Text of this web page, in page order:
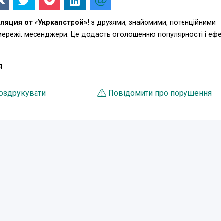
от «Укркапстрой»! з друзями, знайомими, потенційними
месенджери. Це додасть оголошенню популярності і
Повідомити про порушення